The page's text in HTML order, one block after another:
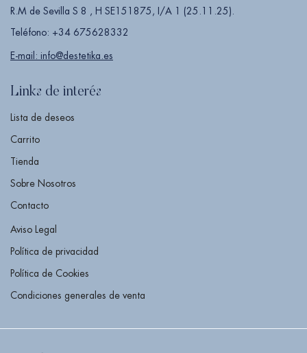
R.M de Sevilla S 8 , H SE151875, I/A 1 (25.11.25).
Teléfono: +34 675628332
E-mail: info@destetika.es
Links de interés
Lista de deseos
Carrito
Tienda
Sobre Nosotros
Contacto
Aviso Legal
Política de privacidad
Política de Cookies
Condiciones generales de venta